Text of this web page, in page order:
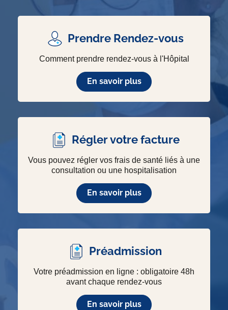
Prendre Rendez-vous
Comment prendre rendez-vous à l'Hôpital
En savoir plus
Régler votre facture
Vous pouvez régler vos frais de santé liés à une
consultation ou une hospitalisation
En savoir plus
Préadmission
Votre préadmission en ligne : obligatoire 48h
avant chaque rendez-vous
En savoir plus